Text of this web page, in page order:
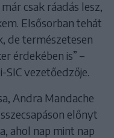
csak ráadás lesz,
Elsősorban tehát
de természetesen
érdekében is” –
SIC vezetőedzője.
Andra Mandache
előnyt
ahol nap mint nap